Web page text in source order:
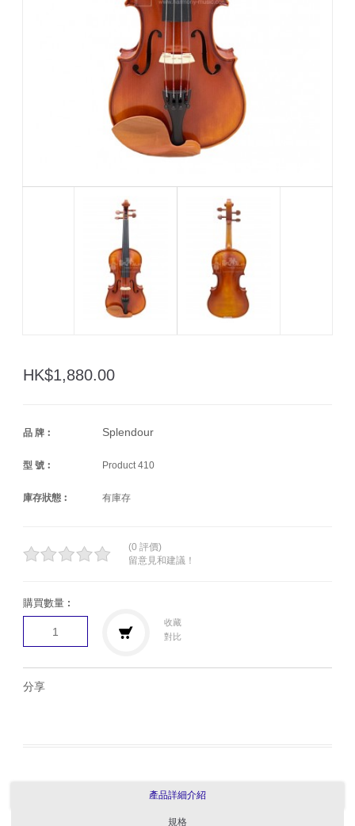
HK$1,880.00
品 牌︰ Splendour
型 號︰ Product 410
庫存狀態︰ 有庫存
(0 評價)
留意見和建議！
購買數量︰
收藏
對比
分享
產品詳細介紹
規格